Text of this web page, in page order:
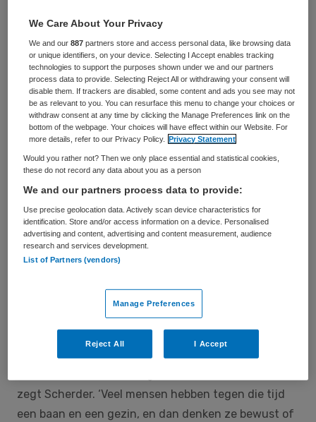
geestdriftige Scherder. Want ‘hoe het zit’ tussen de
oren is minstens zo belangrijk voor het dagelijkse
werkplezier en de motivatie als het maandelijkse
salaris. ‘Ik ben er natuurlijk heel erg voor dat mensen
fatsoenlijk worden betaald, maar aan de
arbeidsvoorwaarden in de zorg kan ik helaas niets
doen’, zegt Scherder. ‘Maar ik kan wél de
wetenschappelijk kennis over ons brein delen met
anderen, en laten zien hoe we onze hersenen op een
positieve manier kunnen activeren. Zodat mensen
meer arbeidsvreugde ervaren, meer initiatieven
nemen en creatieve oplossingen bedenken in hun
werk.’
beginnen: routine is de dood in pot. En die kan
verrassend vroeg in het werkzame leven intreden.
‘Zo rond de tijd dat we dertig worden, begint de
zegt Scherder. ‘Veel mensen hebben tegen die tijd
een baan en een gezin, en dan denken ze bewust of
We Care About Your Privacy
We and our887 partners store and access personal data, like browsing data
or unique identifiers, on your device. Selecting I Accept enables tracking
technologies to support the purposes shown under we and our partners
process data to provide. Selecting Reject All or withdrawing your consent will
disable them. If trackers are disabled, some content and ads you see may not
be as relevant to you. You can resurface this menu to change your choices or
withdraw consent at any time by clicking the Manage Preferences link on the
bottom of the webpage. Your choices will have effect within our Website. For
more details, refer to our Privacy Policy.
Privacy Statement
Would you rather not? Then we only place essential and statistical cookies,
these do not record any data about you as a person
We and our partners process data to provide:
Use precise geolocation data. Actively scan device characteristics for
identification. Store and/or access information on a device. Personalised
advertising and content, advertising and content measurement, audience
research and services development.
List of Partners (vendors)
Manage Preferences
Reject All I Accept